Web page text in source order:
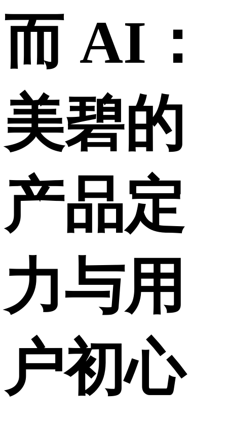
而 AI：
美碧的
产品定
力与用
户初心